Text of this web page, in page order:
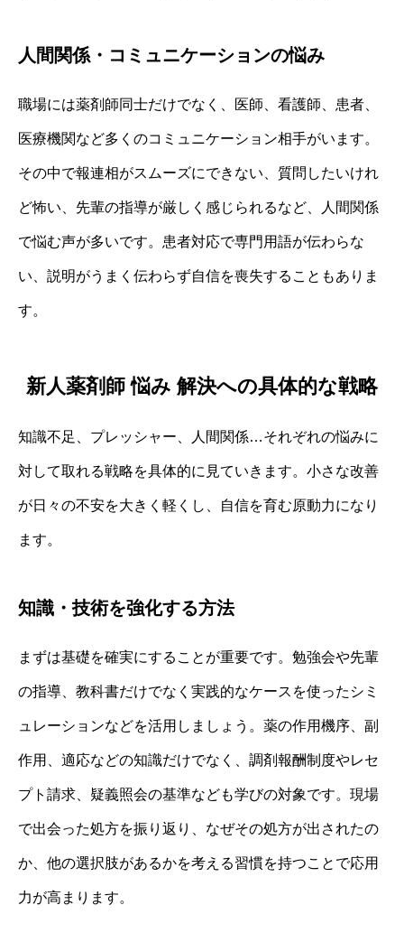
人間関係・コミュニケーションの悩み
職場には薬剤師同士だけでなく、医師、看護師、患者、
医療機関など多くのコミュニケーション相手がいます。
その中で報連相がスムーズにできない、質問したいけれ
ど怖い、先輩の指導が厳しく感じられるなど、人間関係
で悩む声が多いです。患者対応で専門用語が伝わらな
い、説明がうまく伝わらず自信を喪失することもありま
す。
新人薬剤師 悩み 解決への具体的な戦略
知識不足、プレッシャー、人間関係…それぞれの悩みに
対して取れる戦略を具体的に見ていきます。小さな改善
が日々の不安を大きく軽くし、自信を育む原動力になり
ます。
知識・技術を強化する方法
まずは基礎を確実にすることが重要です。勉強会や先輩
の指導、教科書だけでなく実践的なケースを使ったシミ
ュレーションなどを活用しましょう。薬の作用機序、副
作用、適応などの知識だけでなく、調剤報酬制度やレセ
プト請求、疑義照会の基準なども学びの対象です。現場
で出会った処方を振り返り、なぜその処方が出されたの
か、他の選択肢があるかを考える習慣を持つことで応用
力が高まります。